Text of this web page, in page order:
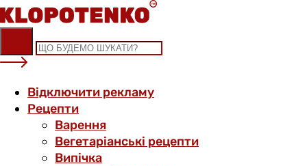
Skip
to
content
Відключити рекламу
Рецепти
Варення
Вегетаріанські рецепти
Випічка